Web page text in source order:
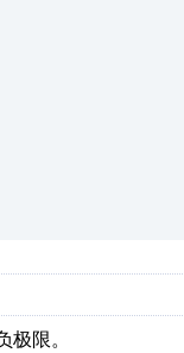
极限。